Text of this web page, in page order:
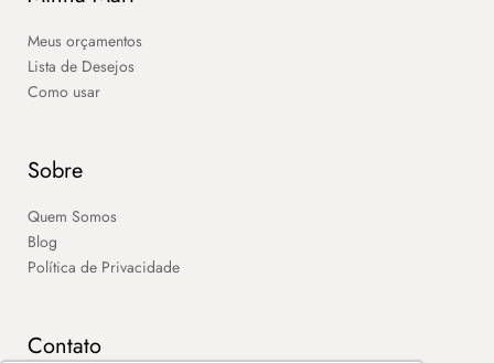
Meus orçamentos
Lista de Desejos
Como usar
Sobre
Quem Somos
Blog
Política de Privacidade
Contato